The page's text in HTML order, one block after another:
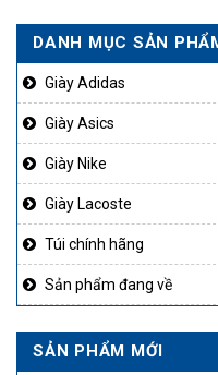
2.400.000₫.
DANH MỤC SẢN
Giày Adidas
Giày Asics
Giày Nike
Giày Lacoste
Túi chính hãng
Sản phẩm đang về
SẢN PHẨM MỚI